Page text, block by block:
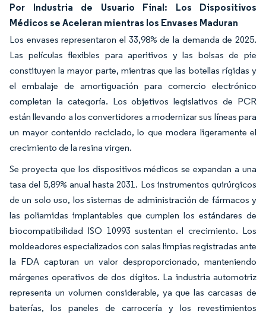
Por Industria de Usuario Final: Los Dispositivos
Médicos se Aceleran mientras los Envases Maduran
Los envases representaron el 33,98% de la demanda de 2025.
Las películas flexibles para aperitivos y las bolsas de pie
constituyen la mayor parte, mientras que las botellas rígidas y
el embalaje de amortiguación para comercio electrónico
completan la categoría. Los objetivos legislativos de PCR
están llevando a los convertidores a modernizar sus líneas para
un mayor contenido reciclado, lo que modera ligeramente el
crecimiento de la resina virgen.
Se proyecta que los dispositivos médicos se expandan a una
tasa del 5,89% anual hasta 2031. Los instrumentos quirúrgicos
de un solo uso, los sistemas de administración de fármacos y
las poliamidas implantables que cumplen los estándares de
biocompatibilidad ISO 10993 sustentan el crecimiento. Los
moldeadores especializados con salas limpias registradas ante
la FDA capturan un valor desproporcionado, manteniendo
márgenes operativos de dos dígitos. La industria automotriz
representa un volumen considerable, ya que las carcasas de
baterías, los paneles de carrocería y los revestimientos